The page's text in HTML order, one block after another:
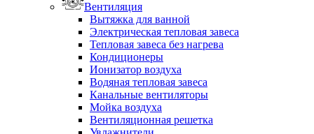
Вентиляция
Вытяжка для ванной
Электрическая тепловая завеса
Тепловая завеса без нагрева
Кондиционеры
Ионизатор воздуха
Водяная тепловая завеса
Канальные вентиляторы
Мойка воздуха
Вентиляционная решетка